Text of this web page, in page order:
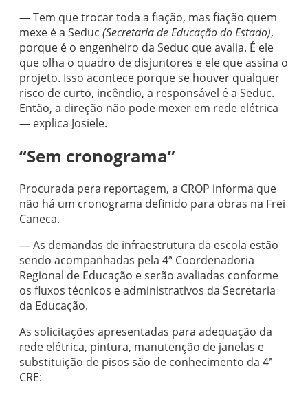
— Tem que trocar toda a fiação, mas fiação quem
mexe é a Seduc (Secretaria de Educação do Estado),
porque é o engenheiro da Seduc que avalia. É ele
que olha o quadro de disjuntores e ele que assina o
projeto. Isso acontece porque se houver qualquer
risco de curto, incêndio, a responsável é a Seduc.
Então, a direção não pode mexer em rede elétrica
— explica Josiele.
“Sem cronograma”
Procurada pera reportagem, a CROP informa que
não há um cronograma definido para obras na Frei
Caneca.
— As demandas de infraestrutura da escola estão
sendo acompanhadas pela 4ª Coordenadoria
Regional de Educação e serão avaliadas conforme
os fluxos técnicos e administrativos da Secretaria
da Educação.
As solicitações apresentadas para adequação da
rede elétrica, pintura, manutenção de janelas e
substituição de pisos são de conhecimento da 4ª
CRE: